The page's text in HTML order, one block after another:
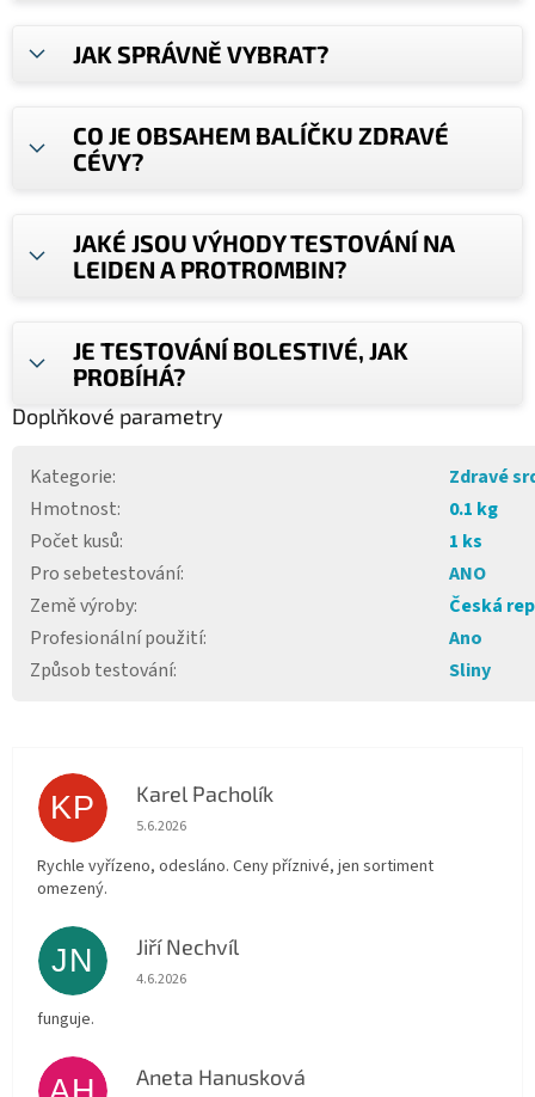
JAK SPRÁVNĚ VYBRAT?
CO JE OBSAHEM BALÍČKU ZDRAVÉ
CÉVY?
JAKÉ JSOU VÝHODY TESTOVÁNÍ NA
LEIDEN A PROTROMBIN?
JE TESTOVÁNÍ BOLESTIVÉ, JAK
PROBÍHÁ?
Doplňkové parametry
Kategorie:
Zdravé
Hmotnost:
0.1 kg
Počet kusů:
1 ks
Pro sebetestování:
ANO
Země výroby:
Česká
Profesionální použití:
Ano
Způsob testování: Sliny
KP Karel Pacholík
Hodnocení obchodu je 4 z 5 hvězdiček.
5.6.2026
Rychle vyřízeno, odesláno. Ceny příznivé, jen sortiment
omezený.
JN Jiří Nechvíl
Hodnocení obchodu je 5 z 5 hvězdiček.
4.6.2026
funguje.
Aneta Hanusková